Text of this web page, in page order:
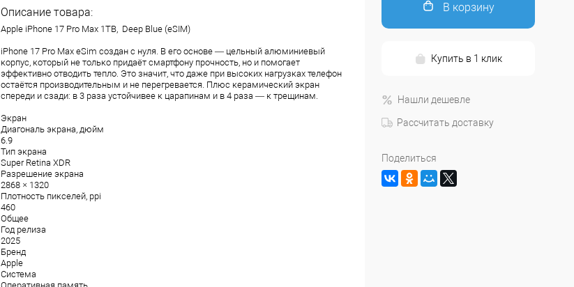
Описание товара:
Apple iPhone 17 Pro Max 1TB, Deep Blue (eSIM)
iPhone 17 Pro Max eSim создан с нуля. В его основе — цельный алюминиевый
корпус, который не только придаёт смартфону прочность, но и помогает
эффективно отводить тепло. Это значит, что даже при высоких нагрузках телефон
остаётся производительным и не перегревается. Плюс керамический экран
спереди и сзади: в 3 раза устойчивее к царапинам и в 4 раза — к трещинам.
Экран
Диагональ экрана, дюйм
6.9
Тип экрана
Super Retina XDR
Разрешение экрана
2868 × 1320
Плотность пикселей, ppi
460
Общее
Год релиза
2025
Бренд
Apple
Система
В корзину
Купить в 1 клик
Нашли дешевле
Рассчитать доставку
Поделиться